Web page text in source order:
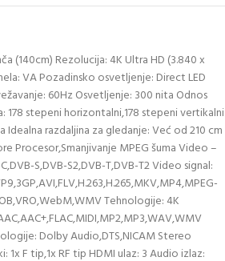
(140cm) Rezolucija: 4K Ultra HD (3.840 x
VA Pozadinsko osvetljenje: Direct LED
60Hz Osvetljenje: 300 nita Odnos
178 stepeni horizontalni,178 stepeni vertikalni
Idealna razdaljina za gledanje: Već od 210 cm
Procesor,Smanjivanje MPEG šuma Video –
S,DVB-S2,DVB-T,DVB-T2 Video signal:
Tehnologije: 4K
Dolby Audio,DTS,NICAM Stereo
F tip,1x RF tip HDMI ulaz: 3 Audio izlaz: